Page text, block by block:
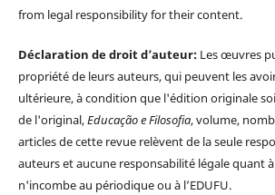
from legal responsibility for their content.
Déclaration de droit d’auteur: Les œuvres
propriété de leurs auteurs, qui peuvent les
ultérieure, à condition que l'édition originale
de l'original,Educação e Filosofia, volume,
articles de cette revue relèvent de la seule
auteurs et aucune responsabilité légale quant
n'incombe au périodique ou à l’EDUFU.